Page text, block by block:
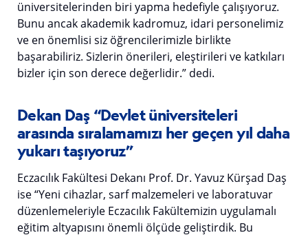
üniversitelerinden biri yapma hedefiyle çalışıyoruz.
Bunu ancak akademik kadromuz, idari personelimiz
ve en önemlisi siz öğrencilerimizle birlikte
başarabiliriz. Sizlerin önerileri, eleştirileri ve katkıları
bizler için son derece değerlidir.” dedi.
Dekan Daş “Devlet üniversiteleri
arasında sıralamamızı her geçen yıl daha
yukarı taşıyoruz”
Eczacılık Fakültesi Dekanı Prof. Dr. Yavuz Kürşad Daş
ise “Yeni cihazlar, sarf malzemeleri ve laboratuvar
düzenlemeleriyle Eczacılık Fakültemizin uygulamalı
eğitim altyapısını önemli ölçüde geliştirdik. Bu